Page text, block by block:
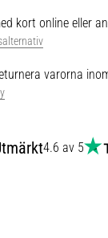
kort online eller
varorna
4.6 av 5